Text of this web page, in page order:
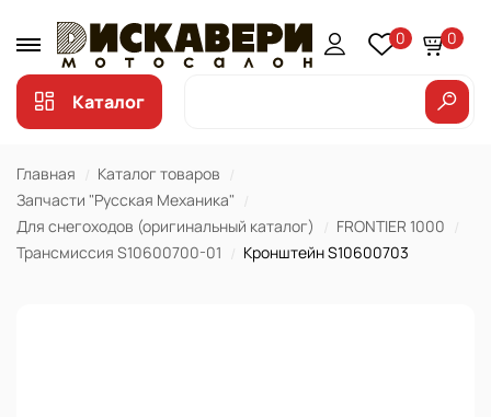
0 0
Каталог
Главная
Каталог товаров
Запчасти "Русская Механика"
Для снегоходов (оригинальный каталог)
FRONTIER 1000
Трансмиссия S10600700-01
Кронштейн S10600703